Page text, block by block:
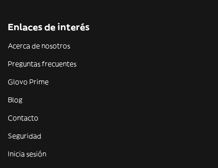
Enlaces de interés
Acerca de nosotros
Preguntas frecuentes
Glovo Prime
Blog
Contacto
Seguridad
Inicia sesión